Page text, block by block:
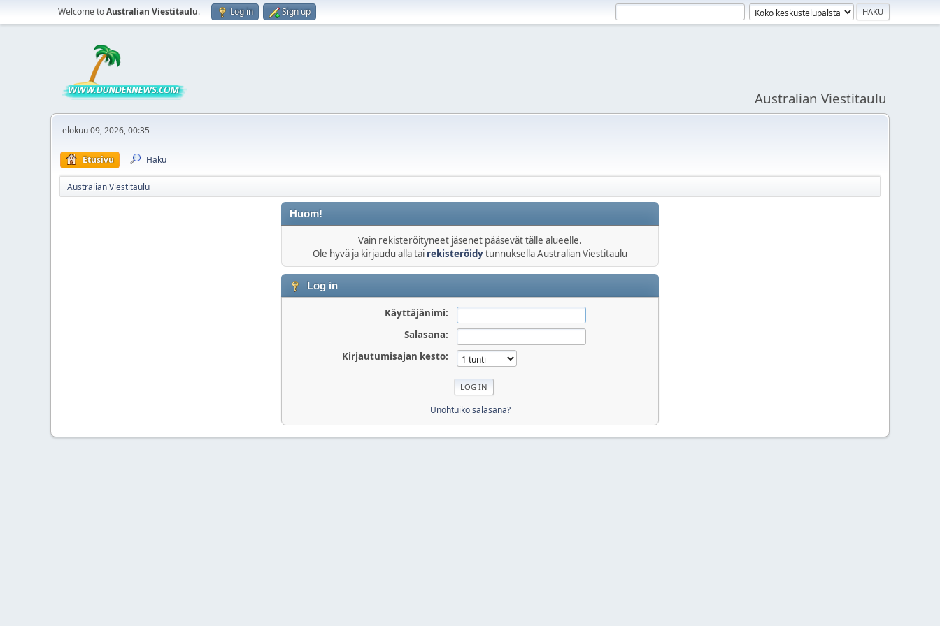
Welcome toAustralian Viestitaulu. Log in Sign up
Australian Viestitaulu
elokuu 09, 2026, 00:35
Etusivu Haku
Australian Viestitaulu
Huom!
Vain rekisteröityneet jäsenet pääsevät tälle alueelle.
Ole hyvä ja kirjaudu alla tai rekisteröidytunnuksella Australian Viestitaulu
Log in
Käyttäjänimi:
Salasana:
Kirjautumisajan kesto:
Unohtuiko salasana?